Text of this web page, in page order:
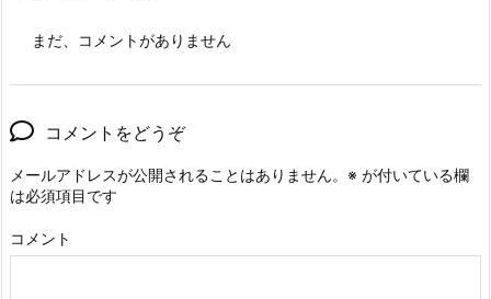
まだ、コメントがありません
コメントをどうぞ
メールアドレスが公開されることはありません。 ※ が付いている欄
は必須項目です
コメント